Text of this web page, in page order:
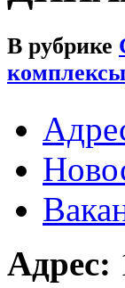
В рубрике
комплексы
Адрес: